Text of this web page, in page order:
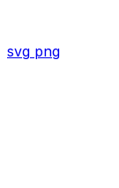
svg png